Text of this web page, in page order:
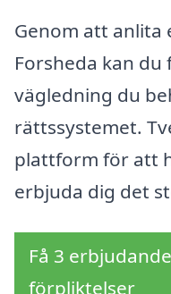
Genom att anlita
Forsheda kan du
vägledning du
rättssystemet.
plattform för att
erbjuda dig det
Få 3
förpliktelser